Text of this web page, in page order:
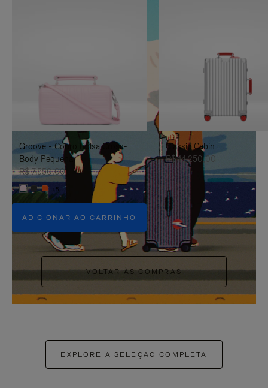
PRESSIONE
PAUSÁ-
LO
FAVOR,
CLIQUE
PARA
ATIVÁ-
LO
Groove - Couro Bolsa Cross-
Body Pequena
R$ 7.550,00
+5
ADICIONAR AO CARRINHO
Classic Cabin
R$ 14.250,00
VOLTAR ÀS COMPRAS
EXPLORE A SELEÇÃO COMPLETA